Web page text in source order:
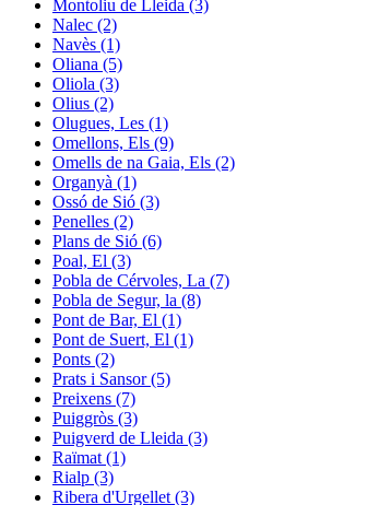
Montoliu de Lleida (3)
Nalec (2)
Navès (1)
Oliana (5)
Oliola (3)
Olius (2)
Olugues, Les (1)
Omellons, Els (9)
Omells de na Gaia, Els (2)
Organyà (1)
Ossó de Sió (3)
Penelles (2)
Plans de Sió (6)
Poal, El (3)
Pobla de Cérvoles, La (7)
Pobla de Segur, la (8)
Pont de Bar, El (1)
Pont de Suert, El (1)
Ponts (2)
Prats i Sansor (5)
Preixens (7)
Puiggròs (3)
Puigverd de Lleida (3)
Raïmat (1)
Rialp (3)
Ribera d'Urgellet (3)